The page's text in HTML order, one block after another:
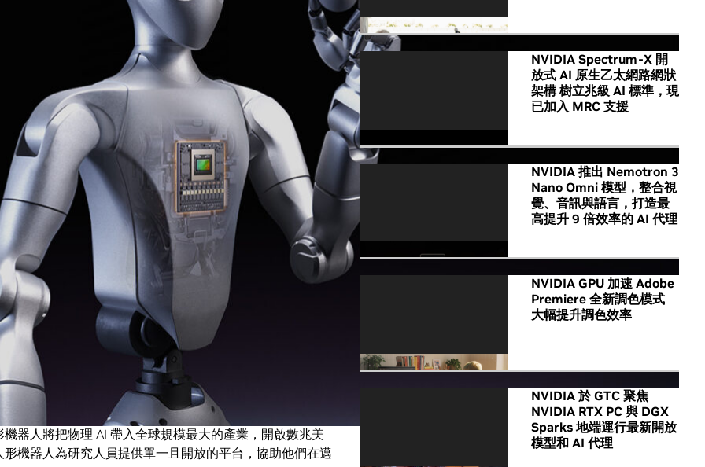
學機器人研究中心，以及加州大學聖地牙哥分校先進機器
用此參考設計推進尖端人形機器人研究。
布推出 NVIDIA Isaac™ GR00T 參考人形機器人，這是首款
GR00T 開放式開發平台
打造的開放式人形機器人參考設
需仰賴專有平台即可使用，協助前沿人形機器人研究的普
究人員仍面臨涵蓋硬體整合、資料收集、模擬、訓練、評
H2 Plus 人形機器人與 Sharpa Wave 具觸覺的五指手
的機載運算能力、與 Isaac GR00T 軟體與工作流程組
究團隊從機器人啟動到技能開發與真實世界驗證，加速整
堆疊為核心，為研究團隊提供更統一且安全的基礎，以推動
器人將把物理 AI 帶入全球規模最大的產業，開啟數兆美
機器人為研究人員提供單一且開放的平台，協助他們在邁
NVIDIA Spectrum-X 開
放式 AI 原生乙太網路網狀
架構 樹立兆級 AI 標準，現
已加入 MRC 支援
NVIDIA 推出 Nemotron 3
Nano Omni 模型，整合視
覺、音訊與語言，打造最
高提升 9 倍效率的 AI 代理
NVIDIA GPU 加速 Adobe
Premiere 全新調色模式
大幅提升調色效率
NVIDIA 於 GTC 聚焦
NVIDIA RTX PC 與 DGX
Sparks 地端運行最新開放
模型和 AI 代理